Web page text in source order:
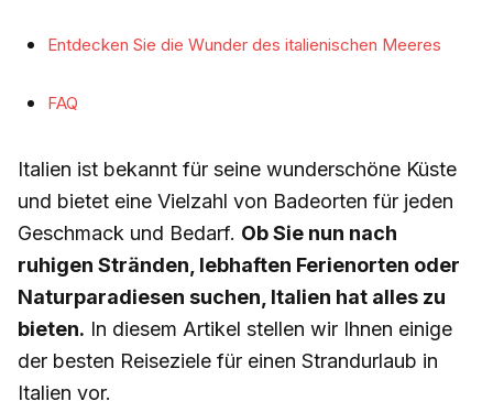
Entdecken Sie die Wunder des italienischen Meeres
FAQ
Italien ist bekannt für seine wunderschöne Küste
und bietet eine Vielzahl von Badeorten für jeden
Geschmack und Bedarf. Ob Sie nun nach
ruhigen Stränden, lebhaften Ferienorten oder
Naturparadiesen suchen, Italien hat alles zu
bieten. In diesem Artikel stellen wir Ihnen einige
der besten Reiseziele für einen Strandurlaub in
Italien vor.